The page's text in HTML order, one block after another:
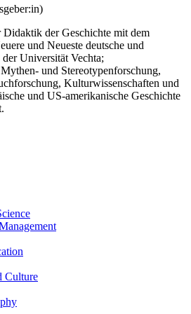
der Geschichte mit dem
und Neueste deutsche und
Universität Vechta;
und Stereotypenforschung,
Kulturwissenschaften und
und US-amerikanische Geschichte
Culture